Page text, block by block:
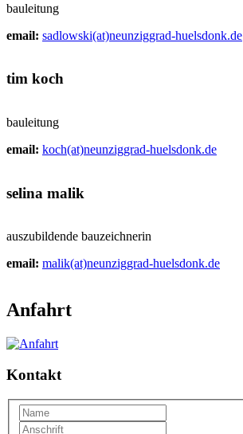
bauleitung
email: sadlowski(at)neunziggrad-huelsdonk.de
tim koch
bauleitung
email: koch(at)neunziggrad-huelsdonk.de
selina malik
auszubildende bauzeichnerin
email: malik(at)neunziggrad-huelsdonk.de
Anfahrt
Kontakt